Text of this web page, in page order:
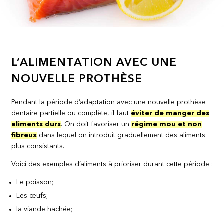
L’ALIMENTATION AVEC UNE
NOUVELLE PROTHÈSE
Pendant la période d’adaptation avec une nouvelle prothèse
dentaire partielle ou complète, il faut éviter de manger des
aliments durs. On doit favoriser un régime mou et non
fibreux dans lequel on introduit graduellement des aliments
plus consistants.
Voici des exemples d’aliments à prioriser durant cette période :
Le poisson;
Les œufs;
la viande hachée;